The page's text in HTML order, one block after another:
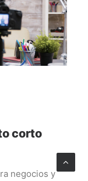
corto
negocios y